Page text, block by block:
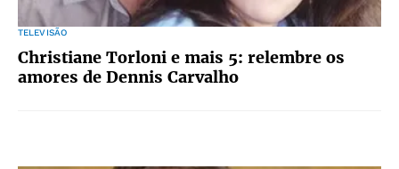
TELEVISÃO
Christiane Torloni e mais 5: relembre os
amores de Dennis Carvalho